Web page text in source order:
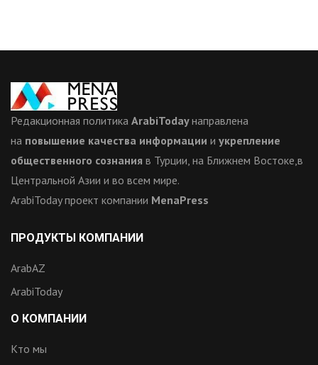
Редакционная политика ArabiTodayнаправлена
на повышение качества информации и укрепление
общественного сознания в Турции, на Ближнем Востоке,в
Центральной Азии и во всем мире.
ArabiToday проект компании MenaPress
ПРОДУКТЫ КОМПАНИИ
ArabAZ
ArabiToday
О КОМПАНИИ
Кто мы